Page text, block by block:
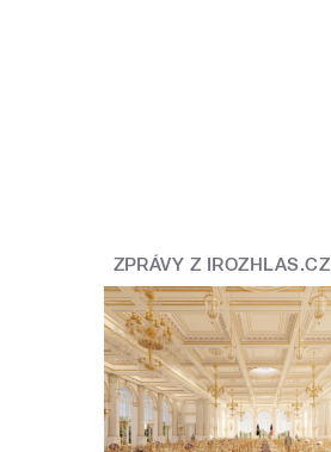
ZPRÁVY Z IROZHLAS.CZ